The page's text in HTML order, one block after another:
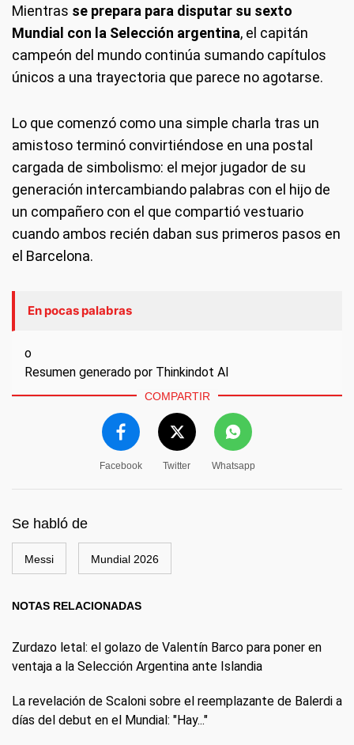
Mientras se prepara para disputar su sexto
Mundial con la Selección argentina, el capitán
campeón del mundo continúa sumando capítulos
únicos a una trayectoria que parece no agotarse.
Lo que comenzó como una simple charla tras un
amistoso terminó convirtiéndose en una postal
cargada de simbolismo: el mejor jugador de su
generación intercambiando palabras con el hijo de
un compañero con el que compartió vestuario
cuando ambos recién daban sus primeros pasos en
el Barcelona.
En pocas palabras
o
Resumen generado por Thinkindot AI
COMPARTIR
Facebook Twitter Whatsapp
Se habló de
Messi Mundial 2026
NOTAS RELACIONADAS
Zurdazo letal: el golazo de Valentín Barco para poner en
ventaja a la Selección Argentina ante Islandia
La revelación de Scaloni sobre el reemplazante de Balerdi a
días del debut en el Mundial: "Hay..."